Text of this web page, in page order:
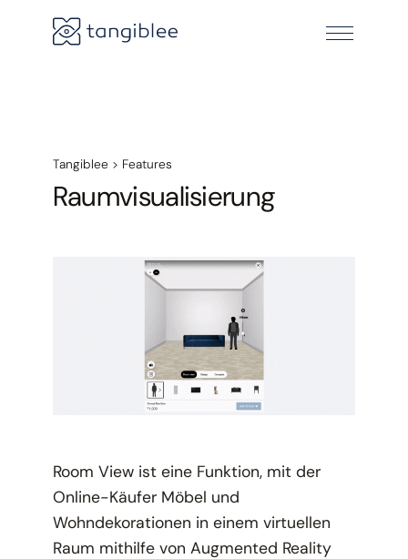
Tangiblee > Features
Raumvisualisierung
Room View ist eine Funktion, mit der
Online-Käufer Möbel und
Wohndekorationen in einem virtuellen
Raum mithilfe von Augmented Reality